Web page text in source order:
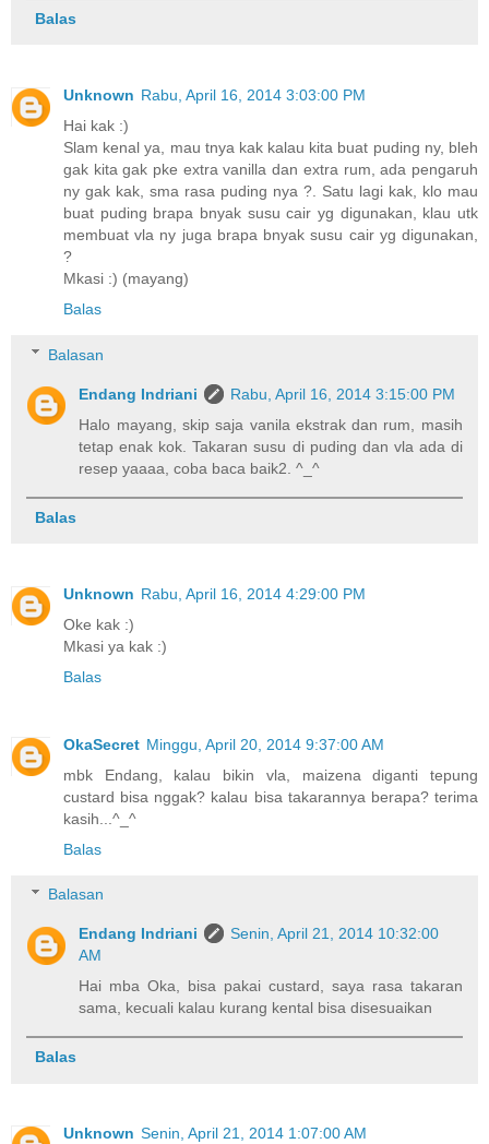
Balas
Unknown Rabu, April 16, 2014 3:03:00 PM
Hai kak :)
Slam kenal ya, mau tnya kak kalau kita buat puding ny, bleh
gak kita gak pke extra vanilla dan extra rum, ada pengaruh
ny gak kak, sma rasa puding nya ?. Satu lagi kak, klo mau
buat puding brapa bnyak susu cair yg digunakan, klau utk
membuat vla ny juga brapa bnyak susu cair yg digunakan,
?
Mkasi :) (mayang)
Balas
Balasan
Endang Indriani
Rabu, April 16, 2014 3:15:00 PM
Halo mayang, skip saja vanila ekstrak dan rum, masih
tetap enak kok. Takaran susu di puding dan vla ada di
resep yaaaa, coba baca baik2. ^_^
Balas
Unknown Rabu, April 16, 2014 4:29:00 PM
Oke kak :)
Mkasi ya kak :)
Balas
OkaSecret Minggu, April 20, 2014 9:37:00 AM
mbk Endang, kalau bikin vla, maizena diganti tepung
custard bisa nggak? kalau bisa takarannya berapa? terima
kasih...^_^
Balas
Balasan
Endang Indriani
Senin, April 21, 2014 10:32:00
AM
Hai mba Oka, bisa pakai custard, saya rasa takaran
sama, kecuali kalau kurang kental bisa disesuaikan
Balas
Unknown Senin, April 21, 2014 1:07:00 AM